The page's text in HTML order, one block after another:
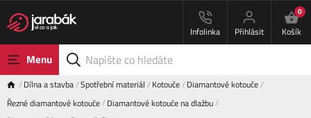
Infolinka Přihlásit
0
Košík
Menu
Dílna a stavba Spotřební materiál Kotouče Diamantové kotouče
Řezné diamantové kotouče Diamantové kotouče na dlažbu